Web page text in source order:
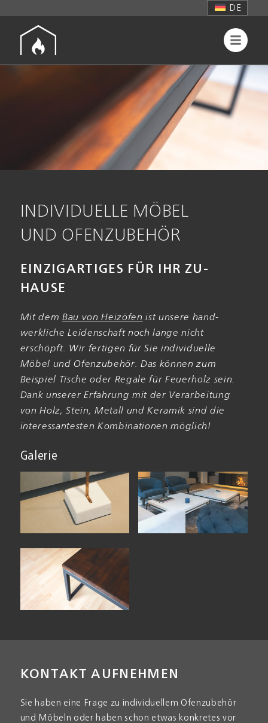
DE
INDIVIDUELLE MÖBEL
UND OFENZUBEHÖR
EINZIG­ARTIGES FÜR IHR ZU­
HAUSE
Mit dem Bau von Heiz­öfen ist unsere hand­
werkliche Leiden­schaft noch lange nicht
erschöpft. Wir fertigen für Sie individuelle
Möbel und Ofen­zubehör. Das können zum
Beispiel Tische oder Regale für Feuer­holz sein.
Dank unserer Erfahrung mit der Ver­arbeitung
von Holz, Stein, Metall und Keramik sind die
interessantesten Kombi­nationen möglich!
Galerie
KONTAKT AUFNEHMEN
Sie haben eine Frage zu indi­viduellem Ofen­zubehör
und Möbeln oder haben schon etwas konkretes vor